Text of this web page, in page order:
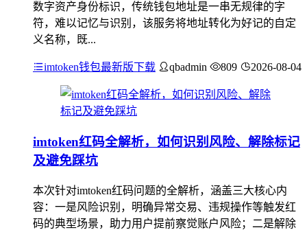
数字资产身份标识，传统钱包地址是一串无规律的字
符，难以记忆与识别，该服务将地址转化为好记的自定
义名称，既...
imtoken钱包最新版下载 qbadmin 809 2026-08-04
imtoken红码全解析，如何识别风险、解除标记
及避免踩坑
本次针对imtoken红码问题的全解析，涵盖三大核心内
容：一是风险识别，明确异常交易、违规操作等触发红
码的典型场景，助力用户提前察觉账户风险；二是解除